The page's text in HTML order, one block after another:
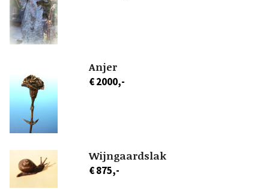
Anjer
€ 2000,-
Wijngaardslak
€ 875,-